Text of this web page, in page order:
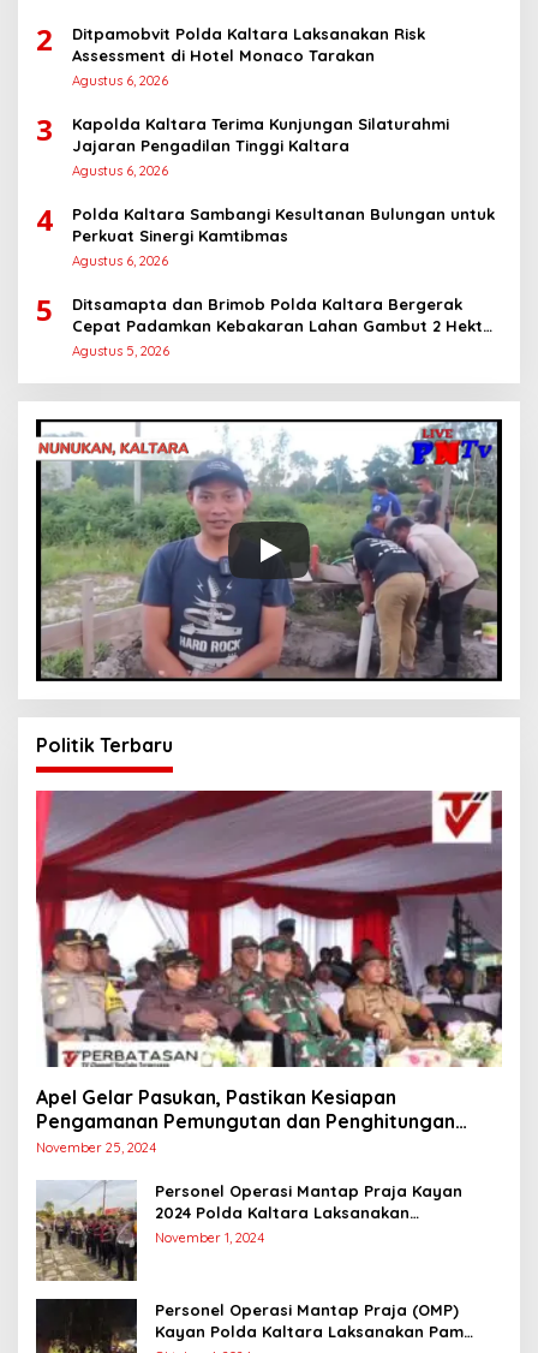
2
Ditpamobvit Polda Kaltara Laksanakan Risk
Assessment di Hotel Monaco Tarakan
Agustus 6, 2026
3
Kapolda Kaltara Terima Kunjungan Silaturahmi
Jajaran Pengadilan Tinggi Kaltara
Agustus 6, 2026
4
Polda Kaltara Sambangi Kesultanan Bulungan untuk
Perkuat Sinergi Kamtibmas
Agustus 6, 2026
5
Ditsamapta dan Brimob Polda Kaltara Bergerak
Cepat Padamkan Kebakaran Lahan Gambut 2 Hektar
di Bulungan
Agustus 5, 2026
Politik Terbaru
Apel Gelar Pasukan, Pastikan Kesiapan
Pengamanan Pemungutan dan Penghitungan
Suara
November 25, 2024
Personel Operasi Mantap Praja Kayan
2024 Polda Kaltara Laksanakan
Pengamanan Simulasi Pemungutan dan
November 1, 2024
Personel Operasi Mantap Praja (OMP)
Kayan Polda Kaltara Laksanakan Pam